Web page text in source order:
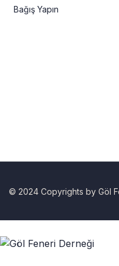
Bağış Yapın
© 2024 Copyrights by Göl